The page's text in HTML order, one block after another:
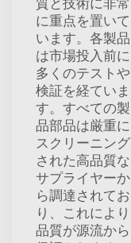
に重点を置いて
います。各製品
は市場投入前に
多くのテストや
検証を経ていま
す。すべての製
品部品は厳重に
スクリーニング
された高品質な
サプライヤーか
ら調達されてお
り、これにより
品質が源流から